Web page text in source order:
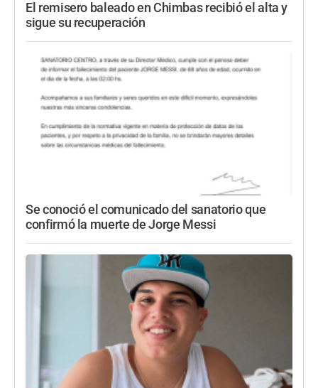
El remisero baleado en Chimbas recibió el alta y
sigue su recuperación
Se conoció el comunicado del sanatorio que
confirmó la muerte de Jorge Messi